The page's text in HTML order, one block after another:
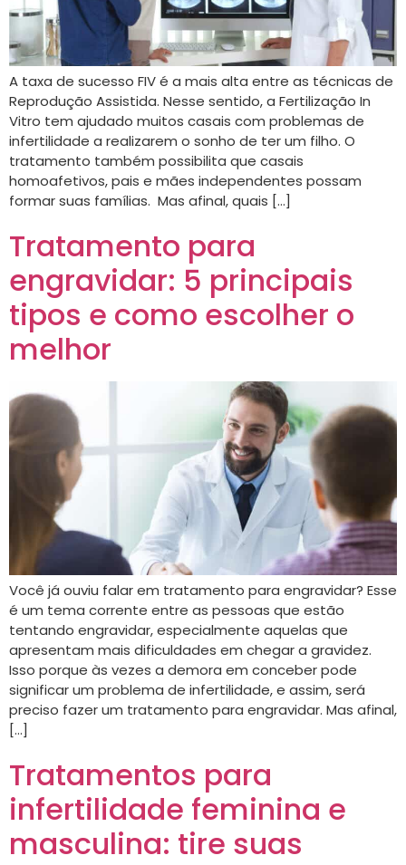
A taxa de sucesso FIV é a mais alta entre as técnicas de
Reprodução Assistida. Nesse sentido, a Fertilização In
Vitro tem ajudado muitos casais com problemas de
infertilidade a realizarem o sonho de ter um filho. O
tratamento também possibilita que casais
homoafetivos, pais e mães independentes possam
formar suas famílias. Mas afinal, quais […]
Tratamento para
engravidar: 5 principais
tipos e como escolher o
melhor
Você já ouviu falar em tratamento para engravidar? Esse
é um tema corrente entre as pessoas que estão
tentando engravidar, especialmente aquelas que
apresentam mais dificuldades em chegar a gravidez.
Isso porque às vezes a demora em conceber pode
significar um problema de infertilidade, e assim, será
preciso fazer um tratamento para engravidar. Mas afinal,
[…]
Tratamentos para
infertilidade feminina e
masculina: tire suas